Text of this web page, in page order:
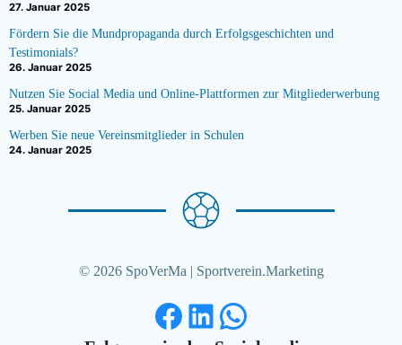
27. Januar 2025
Fördern Sie die Mundpropaganda durch Erfolgsgeschichten und
Testimonials?
26. Januar 2025
Nutzen Sie Social Media und Online-Plattformen zur Mitgliederwerbung
25. Januar 2025
Werben Sie neue Vereinsmitglieder in Schulen
24. Januar 2025
© 2026 SpoVerMa | Sportverein.Marketing
Facebook
LinkedIn
WhatsApp